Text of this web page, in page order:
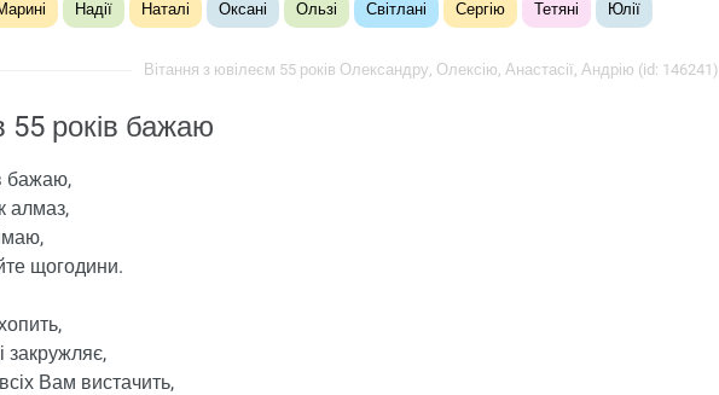
Надії Наталі Оксані Ользі Світлані Сергію Тетяні Юлії
Вітання з ювілеєм 55 років Олександру, Олексію, Анастасії, Андрію (id: 146241)
років бажаю
бажаю,
алмаз,
щогодини.
закружляє,
Вам вистачить,